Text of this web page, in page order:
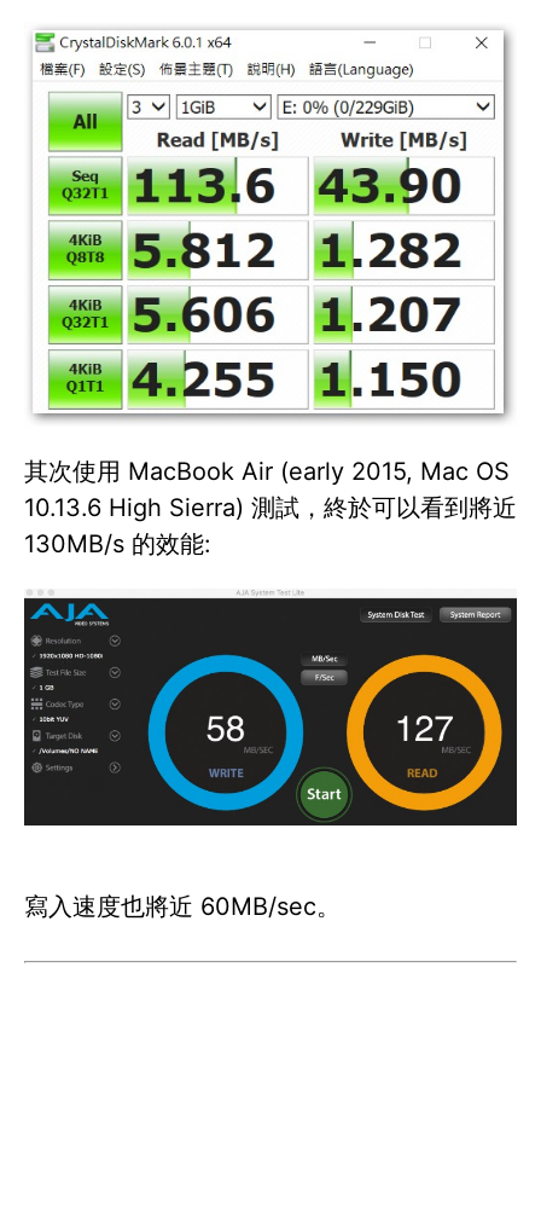
其次使用 MacBook Air (early 2015, Mac OS
10.13.6 High Sierra) 測試，終於可以看到將近
130MB/s 的效能:
寫入速度也將近 60MB/sec。